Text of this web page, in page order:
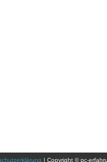
| Copyright © pc-